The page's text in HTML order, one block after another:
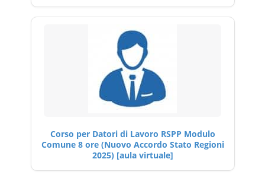
Corso per Datori di Lavoro RSPP Modulo
Comune 8 ore (Nuovo Accordo Stato Regioni
2025) [aula virtuale]